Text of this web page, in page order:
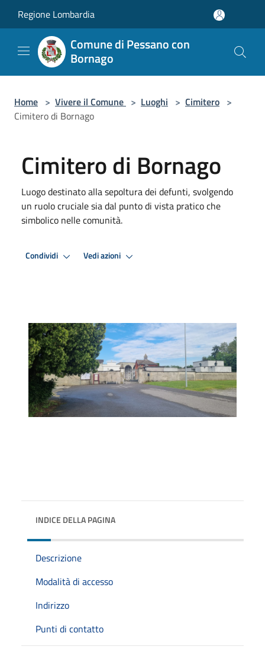
Regione Lombardia
Comune di Pessano con
Bornago
Home > Vivere il Comune > Luoghi > Cimitero >
Cimitero di Bornago
Cimitero di Bornago
Luogo destinato alla sepoltura dei defunti, svolgendo
un ruolo cruciale sia dal punto di vista pratico che
simbolico nelle comunità.
Condividi Vedi azioni
INDICE DELLA PAGINA
Descrizione
Modalità di accesso
Indirizzo
Punti di contatto